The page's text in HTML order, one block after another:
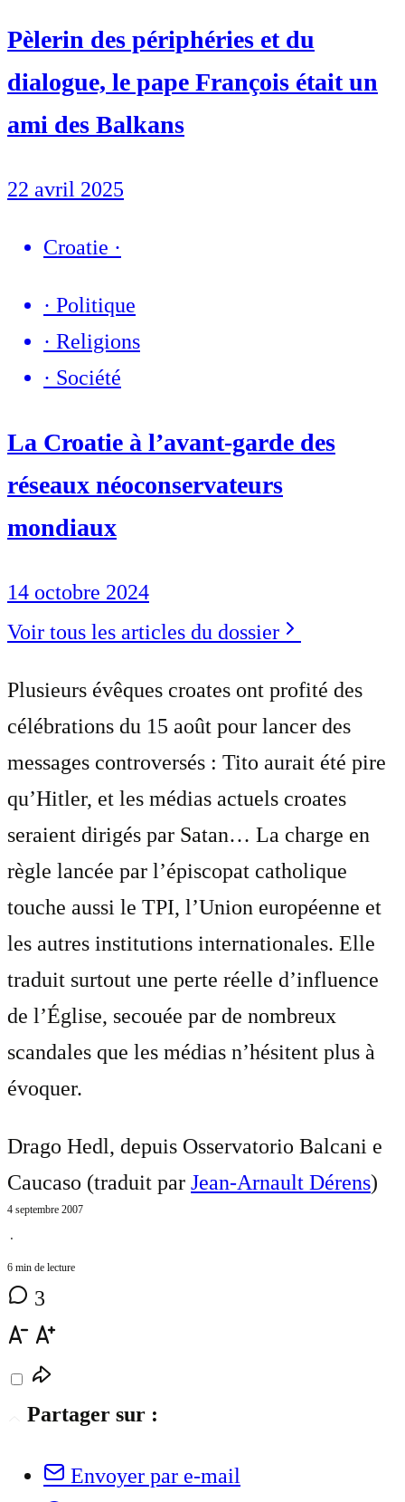
Pèlerin des périphéries et du
dialogue, le pape François était un
ami des Balkans
22 avril 2025
Croatie ·
· Politique
· Religions
· Société
La Croatie à l’avant-garde des
réseaux néoconservateurs
mondiaux
14 octobre 2024
Voir tous les articles du dossier
Plusieurs évêques croates ont profité des
célébrations du 15 août pour lancer des
messages controversés : Tito aurait été pire
qu’Hitler, et les médias actuels croates
seraient dirigés par Satan… La charge en
règle lancée par l’épiscopat catholique
touche aussi le TPI, l’Union européenne et
les autres institutions internationales. Elle
traduit surtout une perte réelle d’influence
de l’Église, secouée par de nombreux
scandales que les médias n’hésitent plus à
évoquer.
Drago Hedl, depuis Osservatorio Balcani e
Caucaso (traduit par Jean-Arnault Dérens)
4 septembre 2007
⋅
6 min de lecture
3
Partager sur :
Envoyer par e-mail